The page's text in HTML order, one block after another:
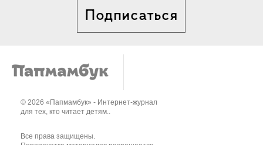
Подписаться
© 2026 «Папмамбук» - Интернет-журнал
для тех, кто читает детям..
Все права защищены.